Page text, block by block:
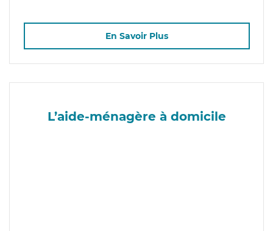
En Savoir Plus
L’aide-ménagère à domicile